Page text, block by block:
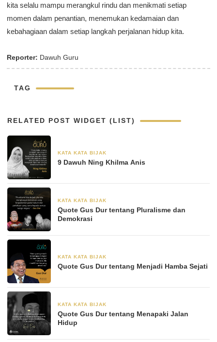
kita selalu mampu merangkul rindu dan menikmati setiap
momen dalam penantian, menemukan kedamaian dan
kebahagiaan dalam setiap langkah perjalanan hidup kita.
Reporter: Dawuh Guru
TAG
RELATED POST WIDGET (LIST)
KATA KATA BIJAK
9 Dawuh Ning Khilma Anis
KATA KATA BIJAK
Quote Gus Dur tentang Pluralisme dan
Demokrasi
KATA KATA BIJAK
Quote Gus Dur tentang Menjadi Hamba Sejati
KATA KATA BIJAK
Quote Gus Dur tentang Menapaki Jalan
Hidup